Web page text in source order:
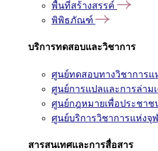
พื้นที่สร้างสรรค์
พิพิธภัณฑ์
บริการทดสอบและวิชาการ
ศูนย์ทดสอบทางวิชาการแ
ศูนย์การแปลและการล่าม
ศูนย์กฎหมายเพื่อประชาช
ศูนย์บริการวิชาการแห่งจุ
สารสนเทศและการสื่อสาร